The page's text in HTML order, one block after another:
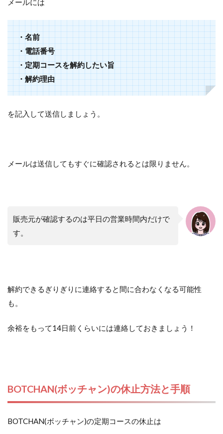
・名前
・電話番号
・定期コースを解約したい旨
・解約理由
を記入して送信しましょう。
メールは送信してもすぐに確認されるとは限りません。
販売元が確認するのは平日の営業時間内だけで
す。
解約できるぎりぎりに連絡すると間に合わなくなる可能性
も。
余裕をもって14日前くらいには連絡しておきましょう！
BOTCHAN(ボッチャン)の休止方法と手順
BOTCHAN(ボッチャン)の定期コースの休止は